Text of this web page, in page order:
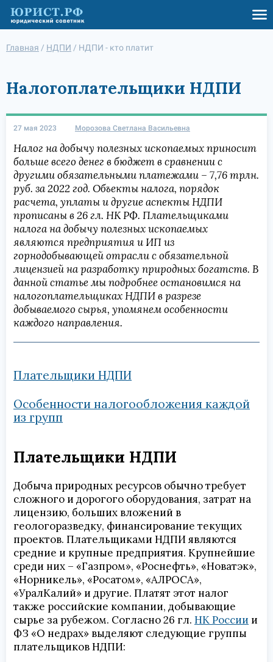
Главная / НДПИ / НДПИ - кто платит
Налогоплательщики НДПИ
27 мая 2023 Морозова Светлана Васильевна
Налог на добычу полезных ископаемых приносит
больше всего денег в бюджет в сравнении с
другими обязательными платежами – 7,76 трлн.
руб. за 2022 год. Объекты налога, порядок
расчета, уплаты и другие аспекты НДПИ
прописаны в 26 гл. НК РФ. Плательщиками
налога на добычу полезных ископаемых
являются предприятия и ИП из
горнодобывающей отрасли с обязательной
лицензией на разработку природных богатств. В
данной статье мы подробнее остановимся на
налогоплательщиках НДПИ в разрезе
добываемого сырья, упомянем особенности
каждого направления.
Плательщики НДПИ
Особенности налогообложения каждой
из групп
Плательщики НДПИ
Добыча природных ресурсов обычно требует
сложного и дорогого оборудования, затрат на
лицензию, больших вложений в
геологоразведку, финансирование текущих
проектов. Плательщиками НДПИ являются
средние и крупные предприятия. Крупнейшие
среди них – «Газпром», «Роснефть», «Новатэк»,
«Норникель», «Росатом», «АЛРОСА»,
«УралКалий» и другие. Платят этот налог
также российские компании, добывающие
сырье за рубежом. Согласно 26 гл. НК России и
ФЗ «О недрах» выделяют следующие группы
плательщиков НДПИ: